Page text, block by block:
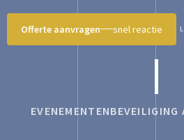
Offerte aanvragen snel reactie